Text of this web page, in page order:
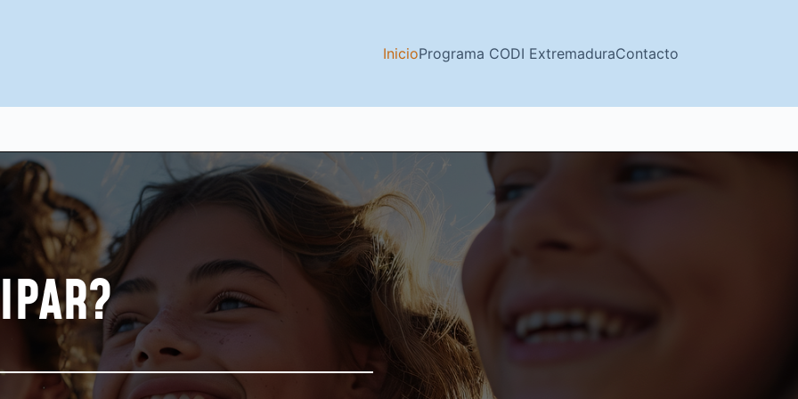
InicioPrograma CODI ExtremaduraContacto
METODOLOGÍA